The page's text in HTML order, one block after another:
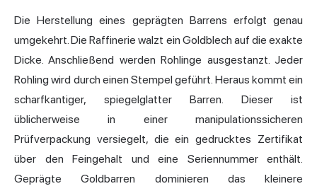
Die Herstellung eines geprägten Barrens erfolgt genau
umgekehrt. Die Raffinerie walzt ein Goldblech auf die exakte
Dicke. Anschließend werden Rohlinge ausgestanzt. Jeder
Rohling wird durch einen Stempel geführt. Heraus kommt ein
scharfkantiger, spiegelglatter Barren. Dieser ist
üblicherweise in einer manipulationssicheren
Prüfverpackung versiegelt, die ein gedrucktes Zertifikat
über den Feingehalt und eine Seriennummer enthält.
Geprägte Goldbarren dominieren das kleinere